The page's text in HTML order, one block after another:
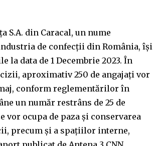
S.A. din Caracal, un nume
de confecții din România, își
la data de 1 Decembrie 2023. În
aproximativ 250 de angajați vor
conform reglementărilor în
un număr restrâns de 25 de
vor ocupa de paza și conservarea
precum și a spațiilor interne,